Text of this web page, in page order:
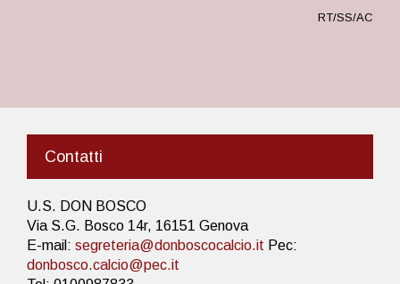
RT/SS/AC
Contatti
U.S. DON BOSCO
Via S.G. Bosco 14r, 16151 Genova
E-mail: segreteria@donboscocalcio.it Pec:
donbosco.calcio@pec.it